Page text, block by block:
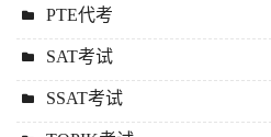
PTE代考
SAT考试
SSAT考试